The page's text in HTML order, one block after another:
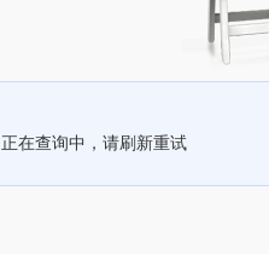
正在查询中，请刷新重试